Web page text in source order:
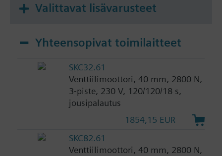
Valittavat lisävarusteet
Yhteensopivat toimilaitteet
SKC32.61
Venttiilimoottori, 40 mm, 2800 N,
3-piste, 230 V, 120/120/18 s,
jousipalautus
1854,15 EUR
SKC82.61
Venttiilimoottori, 40 mm, 2800 N,